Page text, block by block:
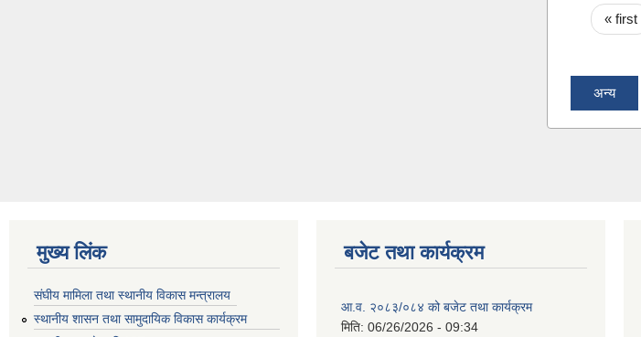
Pages
« first
अन्य
मुख्य लिंक
संघीय मामिला तथा स्थानीय विकास मन्त्रालय
स्थानीय शासन तथा सामुदायिक विकास कार्यक्रम
बजेट तथा कार्यक्रम
आ.व. २०८३/०८४ को बजेट तथा कार्यक्रम
मिति: 06/26/2026 - 09:34